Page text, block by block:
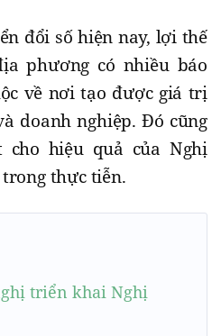
đổi số hiện nay, lợi thế
phương có nhiều báo
về nơi tạo được giá trị
doanh nghiệp. Đó cũng
hiệu quả của Nghị
thực tiễn.
triển khai Nghị